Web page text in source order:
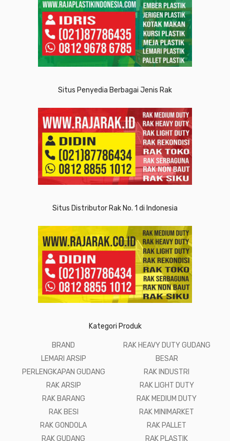
Situs Penyedia Berbagai Jenis Rak
Situs Distributor Rak No. 1 di Indonesia
Kategori Produk
BRAND
LEMARI ARSIP
PERLENGKAPAN GUDANG
RAK ARSIP
RAK BARANG
RAK BESI
RAK GONDOLA
RAK GUDANG
RAK HEAVY DUTY GUDANG
BESAR
RAK INDUSTRI
RAK LIGHT DUTY
RAK MEDIUM DUTY
RAK MINIMARKET
RAK PALLET
RAK PLASTIK